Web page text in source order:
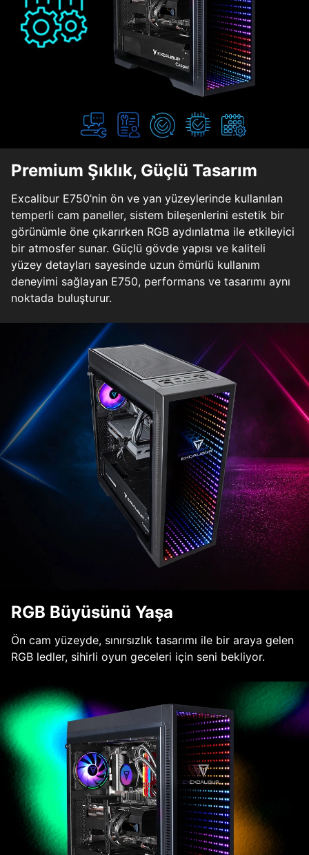
Premium Şıklık, Güçlü Tasarım
Excalibur E750’nin ön ve yan yüzeylerinde kullanılan
temperli cam paneller, sistem bileşenlerini estetik bir
görünümle öne çıkarırken RGB aydınlatma ile etkileyici
bir atmosfer sunar. Güçlü gövde yapısı ve kaliteli
yüzey detayları sayesinde uzun ömürlü kullanım
deneyimi sağlayan E750, performans ve tasarımı aynı
noktada buluşturur.
RGB Büyüsünü Yaşa
Ön cam yüzeyde, sınırsızlık tasarımı ile bir araya gelen
RGB ledler, sihirli oyun geceleri için seni bekliyor.